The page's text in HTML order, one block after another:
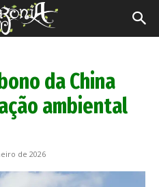
da China
ambiental
de 2026